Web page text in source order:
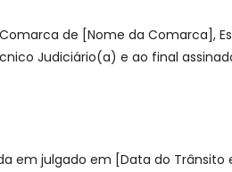
de [Nome da Comarca],
Judiciário(a) e ao final
em julgado em [Data do